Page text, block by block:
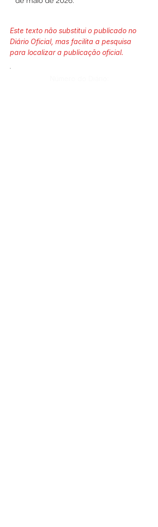
Este texto não substitui o publicado no
Diário Oficial, mas facilita a pesquisa
para localizar a publicação oficial.